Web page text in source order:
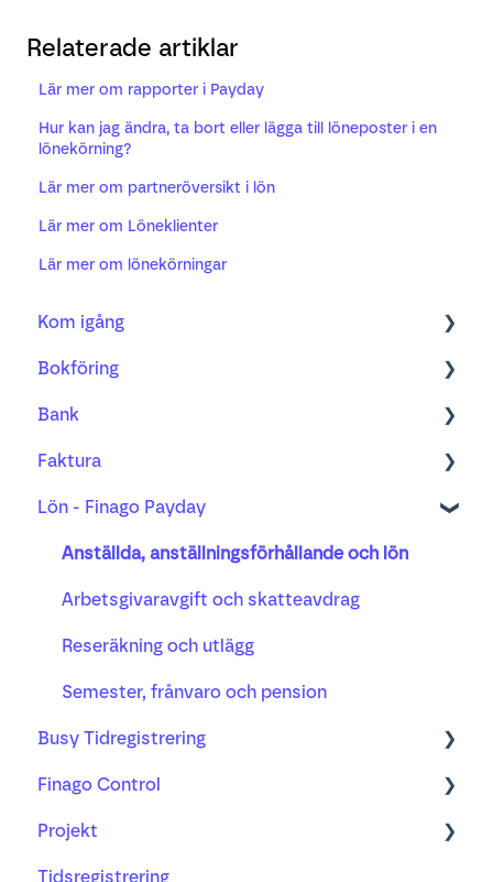
Relaterade artiklar
Lär mer om rapporter i Payday
Hur kan jag ändra, ta bort eller lägga till löneposter i en
lönekörning?
Lär mer om partneröversikt i lön
Lär mer om Löneklienter
Lär mer om lönekörningar
Kom igång
Bokföring
Fakturering
Bank
Projekt
Lön
Busy tidsregistrering
Bokföring
Kom igång med ny bilagshantering
Verifikationshantering
Underlag, kvitto och godkännande
Moms
AI-mottagandet
Valuta
Bank
Bank
Bankavstämning
Betalning
Faktura
Order
Faktura
Distribution
Påminnelse och inkasso
Lön - Finago Payday
Anställda, anställningsförhållande och lön
Arbetsgivaravgift och skatteavdrag
Reseräkning och utlägg
Semester, frånvaro och pension
Busy Tidregistrering
Timmar och tidbank
Busy tillsammans med Finago Office
Jag använder Busy med andra
Finago Control
Lär dig mer om
Vanliga frågor
Projekt
Projekt
Tidsregistrering